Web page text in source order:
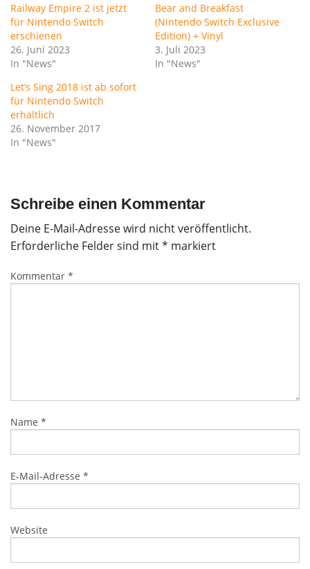
Railway Empire 2 ist jetzt
für Nintendo Switch
erschienen
26. Juni 2023
In "News"
Bear and Breakfast
(Nintendo Switch Exclusive
Edition) + Vinyl
3. Juli 2023
In "News"
Let’s Sing 2018 ist ab sofort
für Nintendo Switch
erhältlich
26. November 2017
In "News"
Schreibe einen Kommentar
Deine E-Mail-Adresse wird nicht veröffentlicht.
Erforderliche Felder sind mit* markiert
Kommentar *
Name *
E-Mail-Adresse *
Website